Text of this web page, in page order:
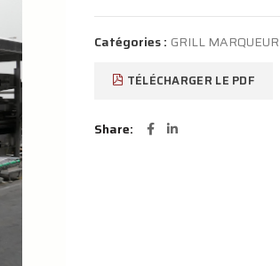
Catégories : GRILL
TÉLÉCHARGER LE PDF
Share